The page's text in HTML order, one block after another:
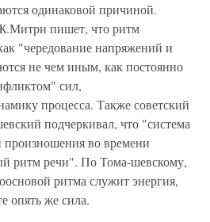
одинаковой причиной.
пишет, что ритм
"чередование напряжений и
не чем иным, как постоянно
сил,
процесса. Также советский
подчеркивал, что "система
произношения во времени
ритм речи". По Тома-шевскому,
ритма служит энергия,
опять же сила.